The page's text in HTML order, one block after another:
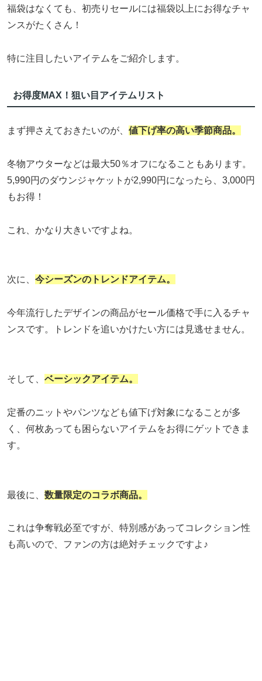
福袋はなくても、初売りセールには福袋以上にお得なチャ
ンスがたくさん！
特に注目したいアイテムをご紹介します。
お得度MAX！狙い目アイテムリスト
まず押さえておきたいのが、 値下げ率の高い季節商品。
冬物アウターなどは最大50％オフになることもあります。
5,990円のダウンジャケットが2,990円になったら、3,000円
もお得！
これ、かなり大きいですよね。
次に、 今シーズンのトレンドアイテム。
今年流行したデザインの商品がセール価格で手に入るチャ
ンスです。トレンドを追いかけたい方には見逃せません。
そして、 ベーシックアイテム。
定番のニットやパンツなども値下げ対象になることが多
く、何枚あっても困らないアイテムをお得にゲットできま
す。
最後に、 数量限定のコラボ商品。
これは争奪戦必至ですが、特別感があってコレクション性
も高いので、ファンの方は絶対チェックですよ♪